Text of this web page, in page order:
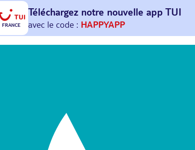
FRANCE
Téléchargez notre nouvelle app TUI
Et profitez de 30€ offerts*sur votreprochain
avec le code : HAPPYAPP